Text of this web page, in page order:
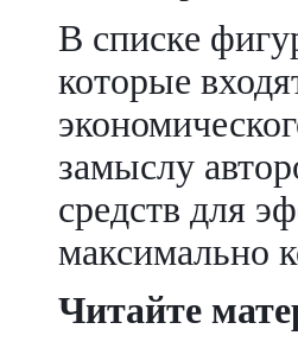
В списке
которые
замыслу
средств для
максимально
Читайте